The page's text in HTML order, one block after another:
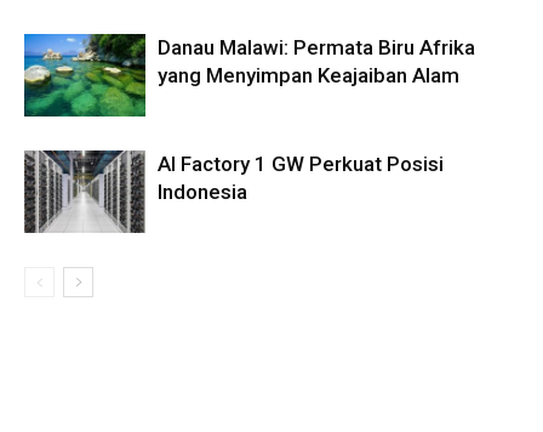
Danau Malawi: Permata Biru Afrika
yang Menyimpan Keajaiban Alam
AI Factory 1 GW Perkuat Posisi
Indonesia